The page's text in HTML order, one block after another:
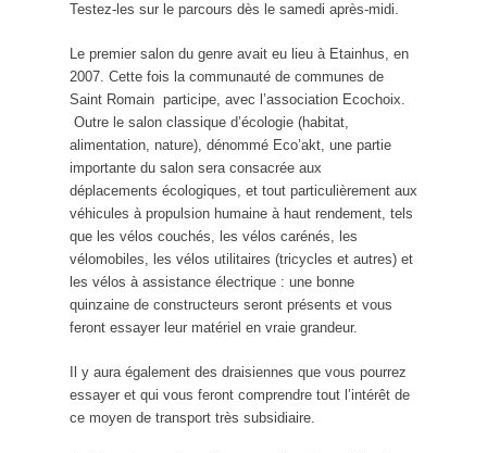
Testez-les sur le parcours dès le samedi après-midi.
Le premier salon du genre avait eu lieu à Etainhus, en
2007. Cette fois la communauté de communes de
Saint Romain participe, avec l’association Ecochoix.
Outre le salon classique d’écologie (habitat,
alimentation, nature), dénommé Eco’akt, une partie
importante du salon sera consacrée aux
déplacements écologiques, et tout particulièrement aux
véhicules à propulsion humaine à haut rendement, tels
que les vélos couchés, les vélos carénés, les
vélomobiles, les vélos utilitaires (tricycles et autres) et
les vélos à assistance électrique : une bonne
quinzaine de constructeurs seront présents et vous
feront essayer leur matériel en vraie grandeur.
Il y aura également des draisiennes que vous pourrez
essayer et qui vous feront comprendre tout l’intérêt de
ce moyen de transport très subsidiaire.